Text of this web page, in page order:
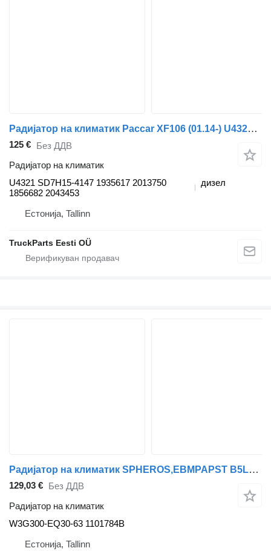
Радијатор на климатик Paccar XF106 (01.14-) U4321 за камион влекач DAF XF106 (2014-)
125 € Без ДДВ
Радијатор на климатик
U4321 SD7H15-4147 1935617 2013750
1856682 2043453
дизел
Естонија, Tallinn
TruckParts Eesti OÜ
Радијатор на климатик SPHEROS,EBMPAPST B5LH (01.08-) W3G300-EQ30-63 за автобус Volvo B5LH, B0E (2008-)
129,03 €
Без ДДВ
Радијатор на климатик
W3G300-EQ30-63 1101784B
Естонија, Tallinn